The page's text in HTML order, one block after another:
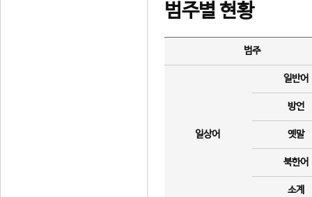
범주별 현황
범주
일상어
일반어
방언
옛말
북한어
소계